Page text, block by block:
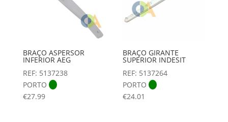
BRAÇO ASPERSOR
INFERIOR AEG
REF: 5137238
PORTO
€27.99
BRAÇO GIRANTE
SUPERIOR INDESIT
REF: 5137264
PORTO
€24.01